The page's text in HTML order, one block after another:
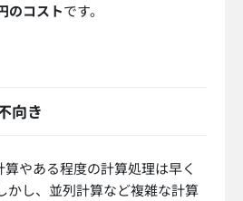
のコストです。
向き
算やある程度の計算処理は早く
かし、並列計算など複雑な計算